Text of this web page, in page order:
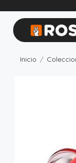
Inicio